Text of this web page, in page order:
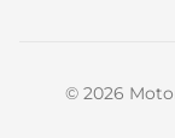
© 2026